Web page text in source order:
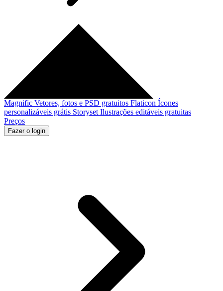
Magnific Vetores, fotos e PSD gratuitos Flaticon Ícones
personalizáveis grátis Storyset Ilustrações editáveis gratuitas
Preços
Fazer o login